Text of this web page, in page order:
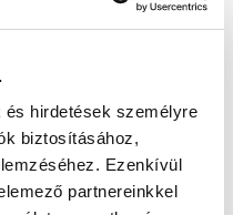
és hirdetések személyre
biztosításához,
Ezenkívül
partnereinkkel
tájékoztatót!